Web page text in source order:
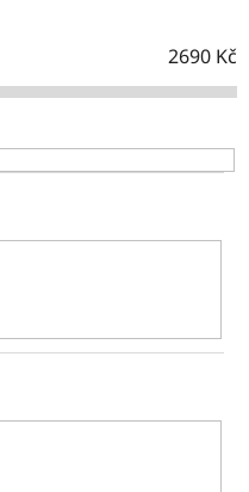
2690 Kč